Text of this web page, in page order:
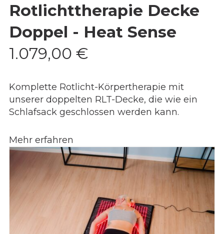
Rotlichttherapie Decke
Doppel - Heat Sense
1.079,00 €
Komplette Rotlicht-Körpertherapie mit
unserer doppelten RLT-Decke, die wie ein
Schlafsack geschlossen werden kann.
Mehr erfahren